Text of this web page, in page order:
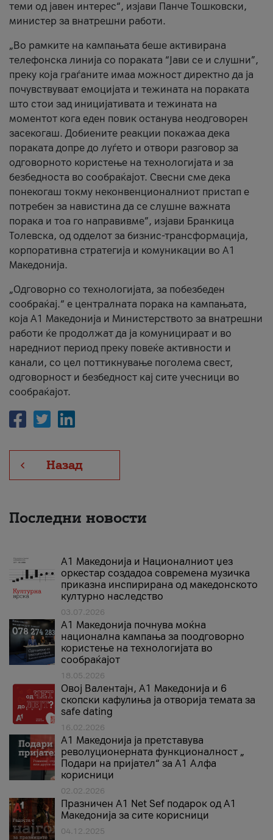
теми од јавен интерес“, изјави Панче Тошковски,
министер за внатрешни работи.
„Во рамките на кампањата беше активирана
телефонска линија со пораката “Јави се и слушни”,
преку која граѓаните имаа можност директно да ја
почувствуваат емоцијата и тежината на пораката
што стои зад иницијативата и тежината на
моментот кога еден повик останува неодговорен
засекогаш. Добиените реакции покажаа дека
пораката допре до луѓето и отвори разговор за
одговорното користење на технологијата и за
безбедноста во сообраќајот. Свесни сме дека
понекогаш токму неконвенционалниот пристап е
потребен за навистина да се слушне важната
порака и тоа го направивме”, изјави Бранкица
Толевска, од одделот за бизнис-трансформација,
корпоративна стратегија и комуникации во А1
Македонија.
„Одговорно со технологијата, за побезбеден
сообраќај.“ е централната порака на кампањата,
која A1 Македонија и Министерството за внатрешни
работи ќе продолжат да ја комуницираат и во
наредниот период преку повеќе активности и
канали, со цел поттикнување поголема свест,
одговорност и безбедност кај сите учесници во
сообраќајот.
Назад
Последни новости
А1 Македонија и Националниот џез
оркестар создадоа современа музичка
приказна инспирирана од македонското
културно наследство
03.07.2026
A1 Македонија почнува моќна
национална кампања за поодговорно
користење на технологијата во
сообраќајот
18.05.2026
Овој Валентајн, A1 Македонија и 6
скопски кафулиња ја отворија темата за
safe dating
16.02.2026
А1 Македонија ја претставува
револуционерната функционалност „
Подари на пријател“ за А1 Алфа
корисници
02.02.2026
Празничен A1 Net Sеf подарок од А1
Македонија за сите корисници
04.12.2025